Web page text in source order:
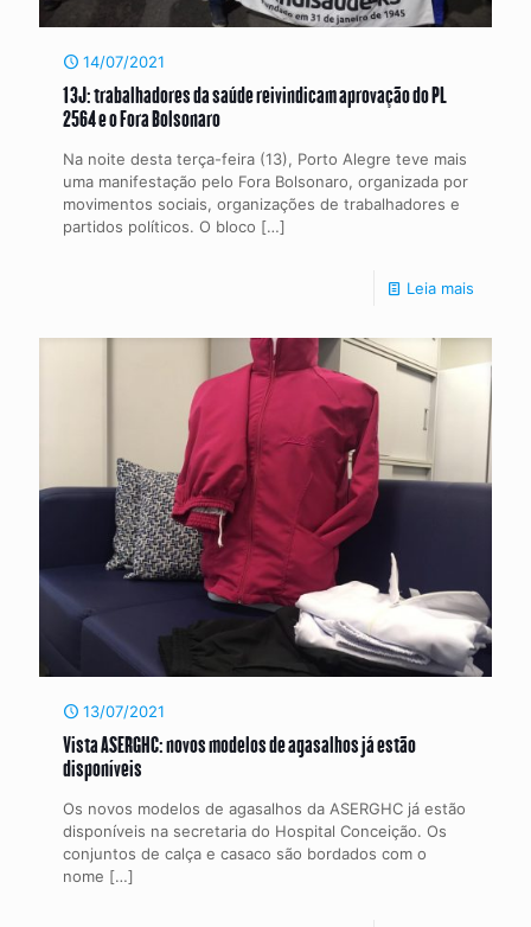
14/07/2021
13J: trabalhadores da saúde reivindicam aprovação do PL
2564 e o Fora Bolsonaro
Na noite desta terça-feira (13), Porto Alegre teve mais
uma manifestação pelo Fora Bolsonaro, organizada por
movimentos sociais, organizações de trabalhadores e
partidos políticos. O bloco […]
Leia mais
13/07/2021
Vista ASERGHC: novos modelos de agasalhos já estão
disponíveis
Os novos modelos de agasalhos da ASERGHC já estão
disponíveis na secretaria do Hospital Conceição. Os
conjuntos de calça e casaco são bordados com o
nome […]